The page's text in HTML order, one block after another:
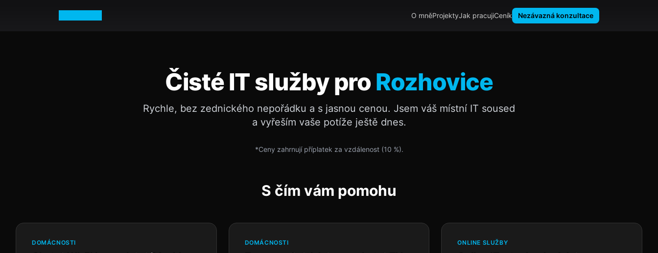
O mněProjektyJak pracujiCeník Nezávazná konzultace
Čisté IT služby pro Rozhovice
Rychle, bez zednického nepořádku a s jasnou cenou. Jsem váš místní IT soused
a vyřeším vaše potíže ještě dnes.
*Ceny zahrnují příplatek za vzdálenost (10 %).
S čím vám pomohu
DOMÁCNOSTI DOMÁCNOSTI ONLINE SLUŽBY